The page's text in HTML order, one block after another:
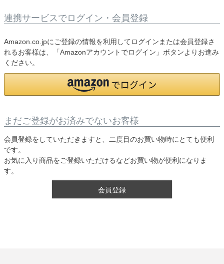
連携サービスでログイン・会員登録
Amazon.co.jpにご登録の情報を利用してログインまたは会員登録さ
れるお客様は、「Amazonアカウントでログイン」ボタンよりお進み
ください。
まだご登録がお済みでないお客様
会員登録をしていただきますと、二度目のお買い物時にとても便利
です。
お気に入り商品をご登録いただけるなどお買い物が便利になりま
す。
会員登録